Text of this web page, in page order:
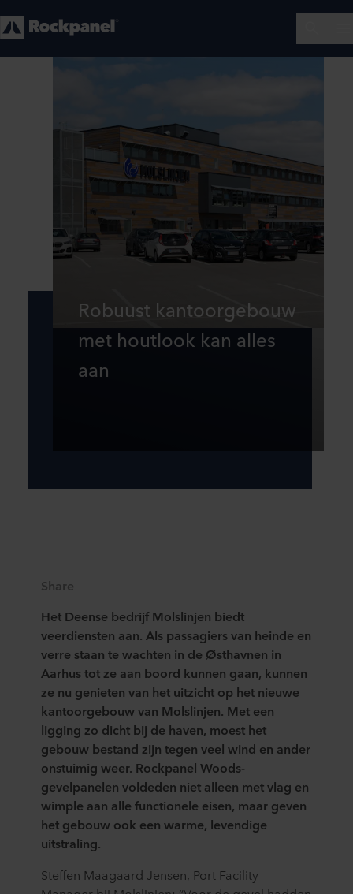
Robuust kantoorgebouw
met houtlook kan alles
aan
Share
Het Deense bedrijf Molslinjen biedt
veerdiensten aan. Als passagiers van heinde en
verre staan te wachten in de Østhavnen in
Aarhus tot ze aan boord kunnen gaan, kunnen
ze nu genieten van het uitzicht op het nieuwe
kantoorgebouw van Molslinjen. Met een
ligging zo dicht bij de haven, moest het
gebouw bestand zijn tegen veel wind en ander
onstuimig weer. Rockpanel Woods-
gevelpanelen voldeden niet alleen met vlag en
wimple aan alle functionele eisen, maar geven
het gebouw ook een warme, levendige
uitstraling.
Steffen Maagaard Jensen, Port Facility